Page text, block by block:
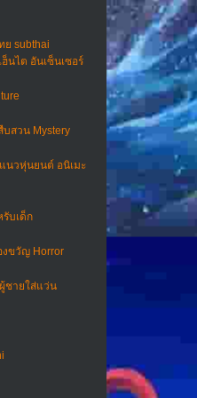
ย subthai
นไต อันเซ็นเซอร์
บสวน Mystery
นวหุ่นยนต์ อนิเมะ
บเด็ก
งขวัญ Horror
ชายใส่แว่น